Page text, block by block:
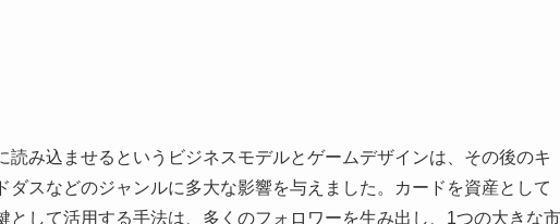
み込ませるというビジネスモデルとゲームデザインは、その後のキ
ダスなどのジャンルに多大な影響を与えました。カードを資産として
として活用する手法は、多くのフォロワーを生み出し、1つの大きな市